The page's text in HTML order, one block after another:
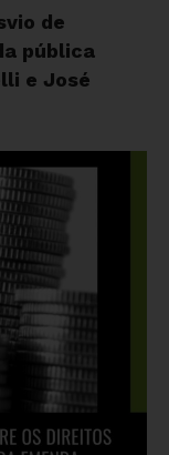
de
pública
e José